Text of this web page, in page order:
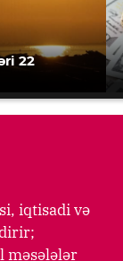
22
iqtisadi və
məsələlər